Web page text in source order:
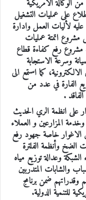
الوكالة الامريكية
على عمليات التشغيل
لأليات العمل وادارة
مشروع اتمتة عمليات
مشروع رفع كفاءة قطاع
وسرعة الاستجابة
كما استمع الى
الفارة في عدد من
.
على انظمة الري الحديث
المزارعين و العملاء
الاغوار خاصة جهود رفع
الضخ وأنظمة الفلترة
وعدالة توزيع مياه
والشابات المتدربين
وقدراتهم ضمن برنامج
للتنمية الدولية.